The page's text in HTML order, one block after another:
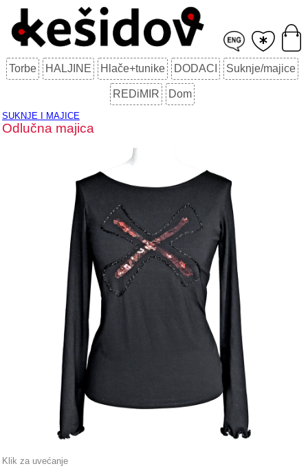
Torbe HALJINE Hlače+tunike DODACI Suknje/majice
REDiMIR Dom
SUKNJE I MAJICE
Odlučna majica
Klik za uvećanje